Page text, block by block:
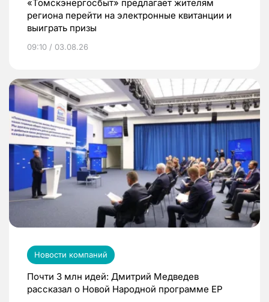
«Томскэнергосбыт» предлагает жителям
региона перейти на электронные квитанции и
выиграть призы
09:10 / 03.08.26
Новости компаний
Почти 3 млн идей: Дмитрий Медведев
рассказал о Новой Народной программе ЕР